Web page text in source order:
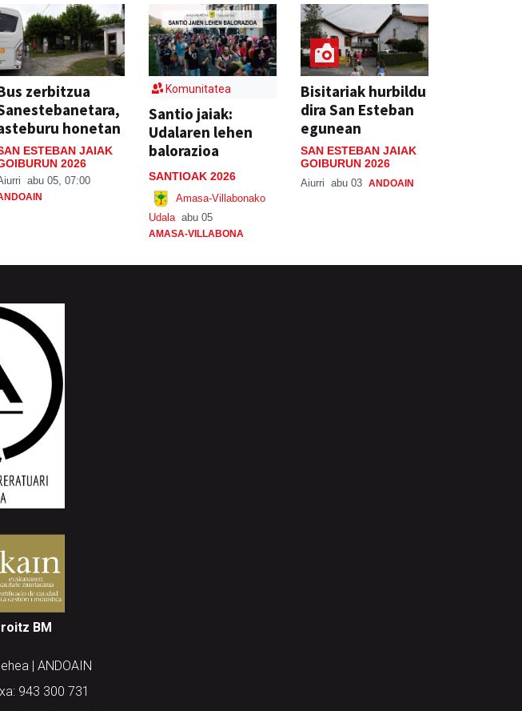
zerbitzua
honetan
ESTEBAN JAIAK
2026
abu 05, 07:00
Komunitatea
Santio jaiak:
Udalaren lehen
balorazioa
SANTIOAK 2026
Amasa-Villabonako
Udala abu 05
AMASA-VILLABONA
Bisitariak hurbildu
dira San Esteban
egunean
SAN ESTEBAN JAIAK
GOIBURUN 2026
Aiurri abu 03 ANDOAIN
BM
| ANDOAIN
943 300 731